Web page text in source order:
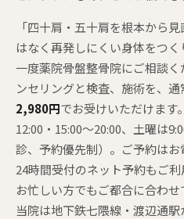
「四十肩・五十肩を根本から
はなく再発しにくい身体をつ
一度薬院骨盤整骨院にご相談
ンセリングと検査、施術を、
2,980円でお受けいただけます
12:00・15:00〜20:00、土曜は
診、予約優先制）。ご予約はお
24時間受付のネット予約もご
お忙しい方でもご都合に合わせ
当院は地下鉄七隈線・渡辺通